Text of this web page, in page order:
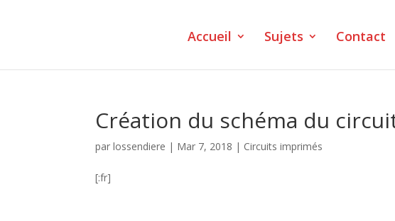
Accueil Sujets Contact
Création du schéma du
parlossendiere | Mar 7, 2018 | Circuits imprimés
[:fr]